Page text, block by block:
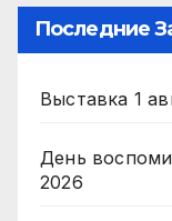
Последние
Выставка 1
День
2026